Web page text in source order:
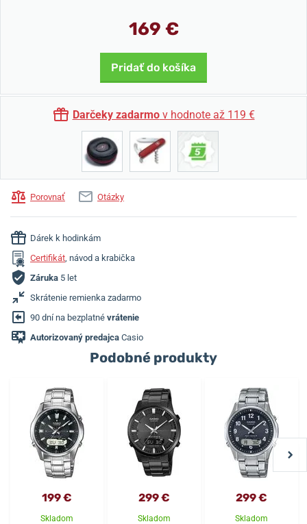
169 €
Pridať do košíka
Darčeky zadarmov hodnote až 119 €
Porovnať Otázky
Dárek k hodinkám
Certifikát, návod a krabička
Záruka 5 let
Skrátenie remienka zadarmo
90 dní na bezplatné vrátenie
Autorizovaný predajca Casio
Podobné produkty
199 €
Skladom
299 €
Skladom
299 €
Skladom